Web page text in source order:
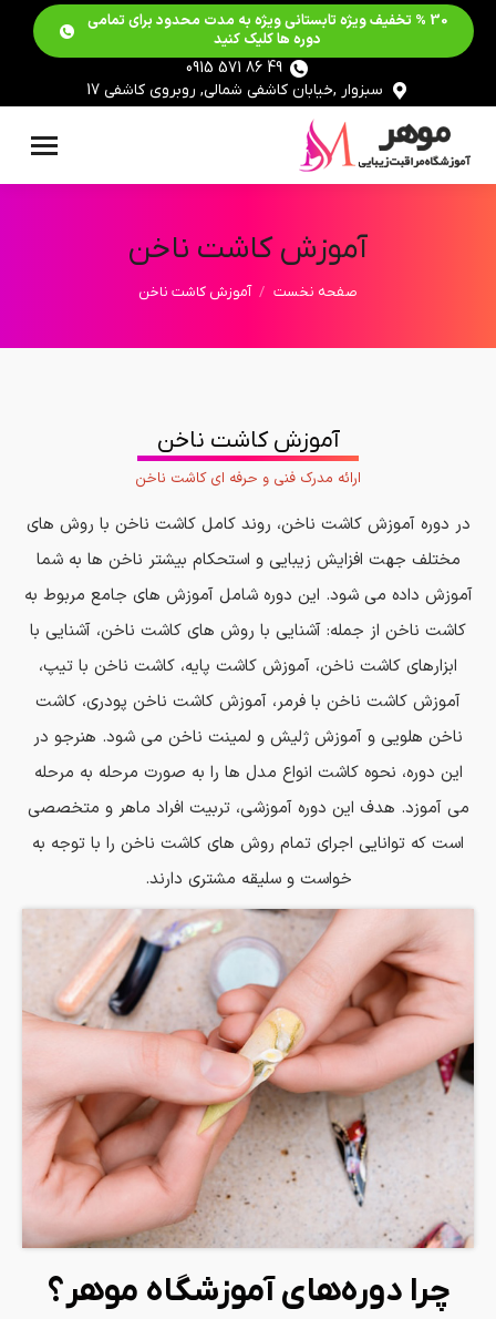
30 % تخفیف ویژه تابستانی ویژه به مدت محدود برای تمامی
دوره ها کلیک کنید
49 86 571 0915
سبزوار ,خیابان کاشفی شمالی, روبروی کاشفی 17
آموزش کاشت ناخن
مکان شما:
صفحه نخست آموزش کاشت ناخن
آموزش کاشت ناخن
ارائه مدرک فنی و حرفه ای کاشت ناخن
در دوره آموزش کاشت ناخن، روند کامل کاشت ناخن با روش های
مختلف جهت افزایش زیبایی و استحکام بیشتر ناخن ها به شما
آموزش داده می شود. این دوره شامل آموزش های جامع مربوط به
کاشت ناخن از جمله: آشنایی با روش های کاشت ناخن، آشنایی با
ابزارهای کاشت ناخن، آموزش کاشت پایه، کاشت ناخن با تیپ،
آموزش کاشت ناخن با فرمر، آموزش کاشت ناخن پودری، کاشت
ناخن هلویی و آموزش ژلیش و لمینت ناخن می شود. هنرجو در
این دوره، نحوه کاشت انواع مدل ها را به صورت مرحله به مرحله
می آموزد. هدف این دوره آموزشی، تربیت افراد ماهر و متخصصی
است که توانایی اجرای تمام روش های کاشت ناخن را با توجه به
خواست و سلیقه مشتری دارند.
چرا دوره‌های آموزشگاه موهر؟